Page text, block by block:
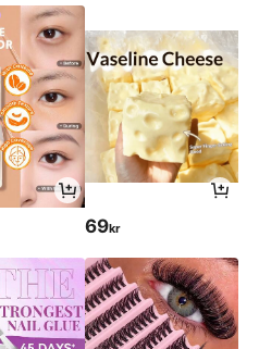
69kr